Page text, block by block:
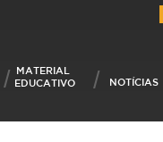
MATERIAL
EDUCATIVO
NOTÍCIAS